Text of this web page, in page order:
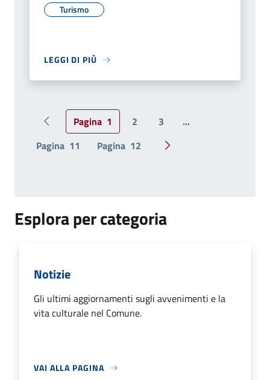
Turismo
LEGGI DI PIÙ
Pagina precedente
Pagina 1 2 3
...
Pagina 11 Pagina 12 Pagina successiva
Esplora per categoria
Notizie
Gli ultimi aggiornamenti sugli avvenimenti e la
vita culturale nel Comune.
VAI ALLA PAGINA